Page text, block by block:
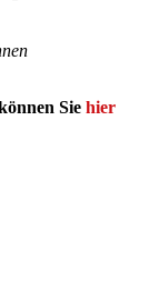
Sie hier